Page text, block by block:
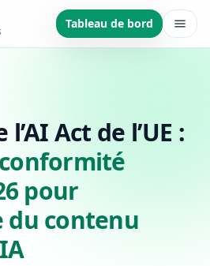
Tableau de bord
Act de l’UE :
pour
du contenu